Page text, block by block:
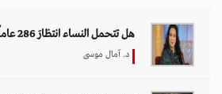
هل تتحمل النساء انتظارَ 286 عاماً؟
د. آمال موسى